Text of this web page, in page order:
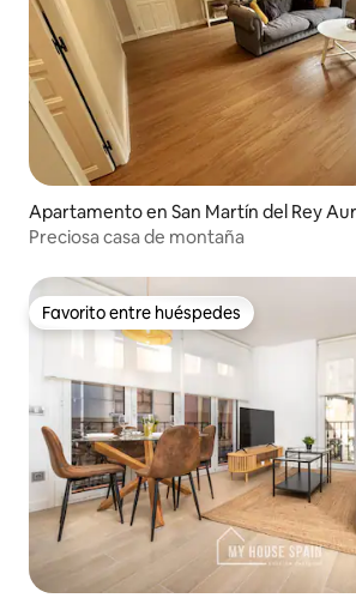
Apartamento en San Martín del Rey
Preciosa casa de montaña
Favorito entre huéspedes
Favorito entre huéspedes